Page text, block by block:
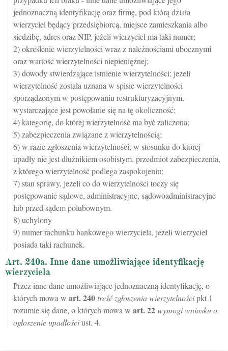
jednoznaczną identyfikację oraz firmę, pod którą działa
wierzyciel będący przedsiębiorcą, miejsce zamieszkania albo
siedzibę, adres oraz NIP, jeżeli wierzyciel ma taki numer;
2) określenie wierzytelności wraz z należnościami ubocznymi
oraz wartość wierzytelności niepieniężnej;
3) dowody stwierdzające istnienie wierzytelności; jeżeli
wierzytelność została uznana w spisie wierzytelności
sporządzonym w postępowaniu restrukturyzacyjnym,
wystarczające jest powołanie się na tę okoliczność;
4) kategorię, do której wierzytelność ma być zaliczona;
5) zabezpieczenia związane z wierzytelnością;
6) w razie zgłoszenia wierzytelności, w stosunku do której
upadły nie jest dłużnikiem osobistym, przedmiot zabezpieczenia,
z którego wierzytelność podlega zaspokojeniu;
7) stan sprawy, jeżeli co do wierzytelności toczy się
postępowanie sądowe, administracyjne, sądowoadministracyjne
lub przed sądem polubownym.
8) uchylony
9) numer rachunku bankowego wierzyciela, jeżeli wierzyciel
posiada taki rachunek.
Art. 240a. Inne dane umożliwiające identyfikację
wierzyciela
Przez inne dane umożliwiające jednoznaczną identyfikację, o
których mowa w art.240treść zgłoszenia wierzytelnościpkt 1
rozumie się dane, o których mowa w art.22wymogi wniosku o
ogłoszenie upadłościust. 4.